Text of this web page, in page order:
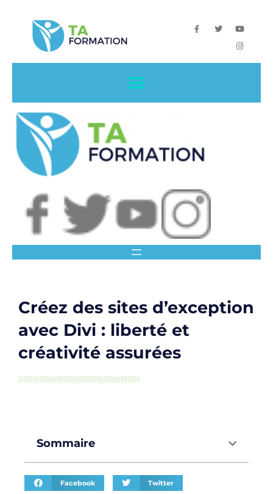
Créez des sites d’exception
avec Divi : liberté et
créativité assurées
Sommaire
Facebook Twitter